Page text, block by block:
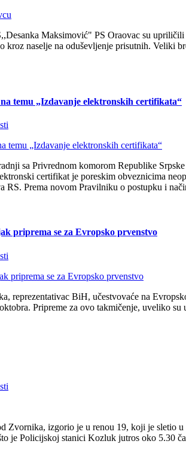
Maksimović" PS Oraovac su
kroz naselje na oduševljenje prisutnih. Veliki
temu „Izdavanje elektronskih certifikata“
sa Privrednom komorom Republike
certifikat je poreskim obveznicima
RS. Prema novom Pravilniku o postupku i
priprema se za Evropsko prvenstvo
reprezentativac BiH, učestvovaće na
Pripreme za ovo takmičenje, uveliko su
Zvornika, izgorio je u renou 19, koji je sletio u
je Policijskoj stanici Kozluk jutros oko 5.30